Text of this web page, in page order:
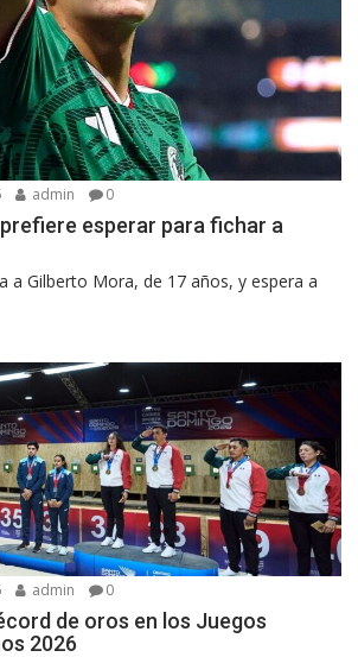
admin 0
prefiere esperar para fichar a
a Gilberto Mora, de 17 años, y espera a
admin 0
de oros en los Juegos
2026